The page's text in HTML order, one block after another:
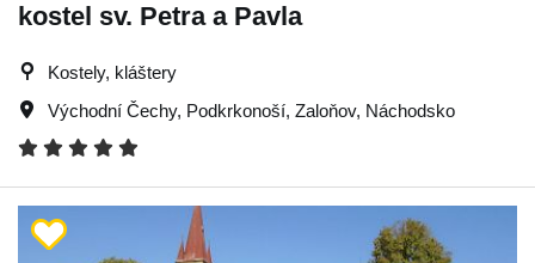
kostel sv. Petra a Pavla
Kostely, kláštery
Východní Čechy, Podkrkonoší, Zaloňov, Náchodsko